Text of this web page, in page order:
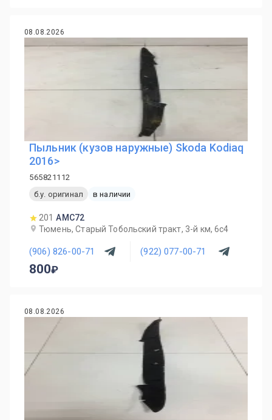
08.08.2026
Пыльник (кузов наружные) Skoda Kodiaq
2016>
565821112
б.у. оригинал
в наличии
201 AMC72
Тюмень, Старый Тобольский тракт, 3-й км, 6с4
(906) 826-00-71 (922) 077-00-71
800
08.08.2026